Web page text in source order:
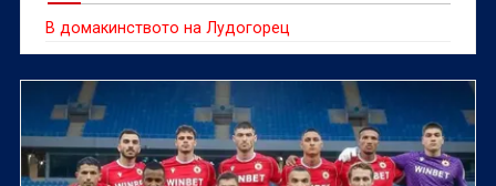
В домакинството на Лудогорец